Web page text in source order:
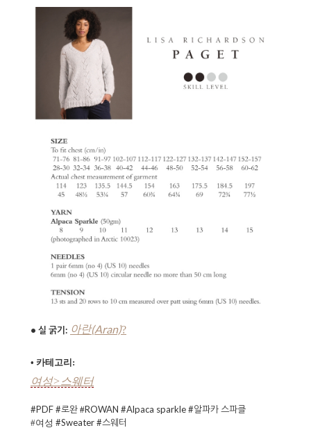
• 실 굵기: 아란(Aran)?
• 카테고리:
여성>스웨터
#PDF #로완 #ROWAN #Alpaca sparkle #알파카 스파클
#여성 #Sweater #스웨터